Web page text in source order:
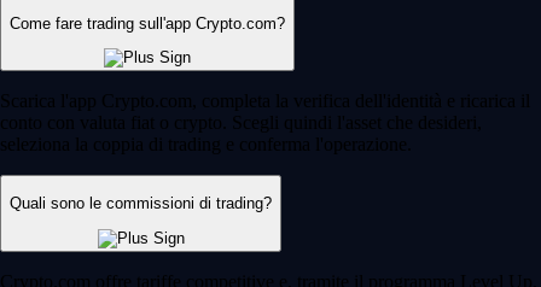
Come fare trading sull'app Crypto.com?
Scarica l'app Crypto.com, completa la verifica dell'identità e ricarica il
conto con valuta fiat o crypto. Scegli quindi l'asset che desideri,
seleziona la coppia di trading e conferma l'operazione.
Quali sono le commissioni di trading?
Crypto.com offre tariffe competitive e, tramite il programma Level Up,